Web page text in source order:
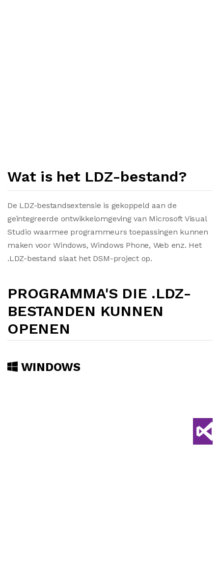
Wat is het LDZ-bestand?
De LDZ-bestandsextensie is gekoppeld aan de
geïntegreerde ontwikkelomgeving van Microsoft Visual
Studio waarmee programmeurs toepassingen kunnen
maken voor Windows, Windows Phone, Web enz. Het
.LDZ-bestand slaat het DSM-project op.
PROGRAMMA'S DIE .LDZ-
BESTANDEN KUNNEN
OPENEN
WINDOWS